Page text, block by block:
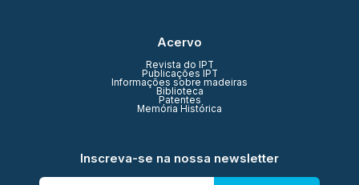
Acervo
Revista do IPT
Publicações IPT
Informações sobre madeiras
Biblioteca
Patentes
Memória Histórica
Inscreva-se na nossa newsletter